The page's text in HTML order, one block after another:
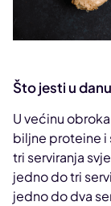
Što jesti u
U većinu
biljne proteine i
tri serviranja
jedno do tri
jedno do dva